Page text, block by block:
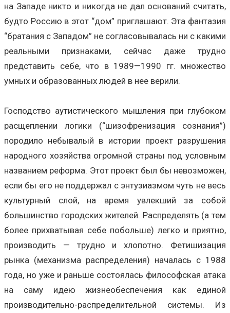
на Западе никто и никогда не дал оснований считать,
будто Россию в этот “дом” приглашают. Эта фантазия
“братания с Западом” не согласовывалась ни с какими
реальными признаками, сейчас даже трудно
представить себе, что в 1989—1990 гг. множество
умных и образованных людей в нее верили.
Господство аутистического мышления при глубоком
расщеплении логики (“шизофренизация сознания”)
породило небывалый в истории проект разрушения
народного хозяйства огромной страны под условным
названием реформа. Этот проект был бы невозможен,
если бы его не поддержал с энтузиазмом чуть не весь
культурный слой, на время увлекший за собой
большинство городских жителей. Распределять (а тем
более прихватывая себе побольше) легко и приятно,
производить — трудно и хлопотно. Фетишизация
рынка (механизма распределения) началась с 1988
года, но уже и раньше состоялась философская атака
на саму идею жизнеобеспечения как единой
производительно-распределительной системы. Из